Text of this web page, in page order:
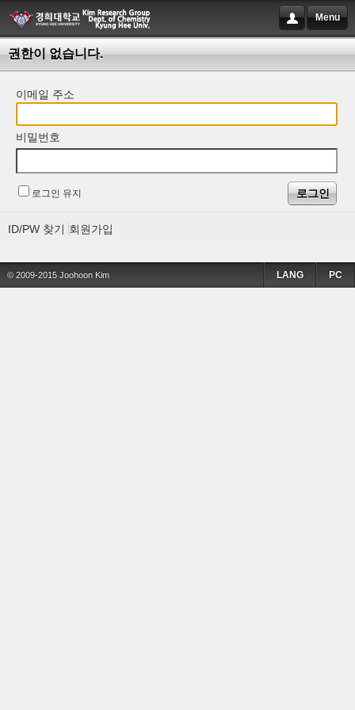
Menu
권한이 없습니다.
이메일 주소
비밀번호
로그인 유지
ID/PW 찾기 회원가입
© 2009-2015 Joohoon Kim PC
LANG